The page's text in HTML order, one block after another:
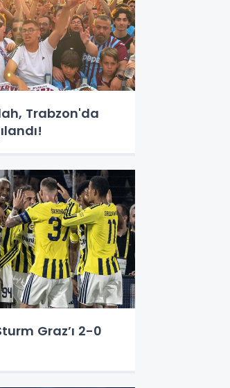
Trabzon'da
Graz’ı 2-0